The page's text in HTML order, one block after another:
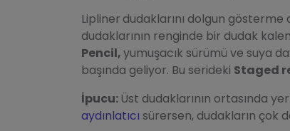
Lipliner dudaklarını dolgun gösterme
dudaklarının renginde bir dudak
Pencil,yumuşacık sürümü ve suya
başında geliyor. Bu serideki Staged
İpucu: Üst dudaklarının ortasında
aydınlatıcı sürersen, dudakların çok